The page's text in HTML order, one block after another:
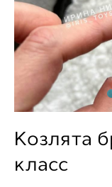
Козлята
класс